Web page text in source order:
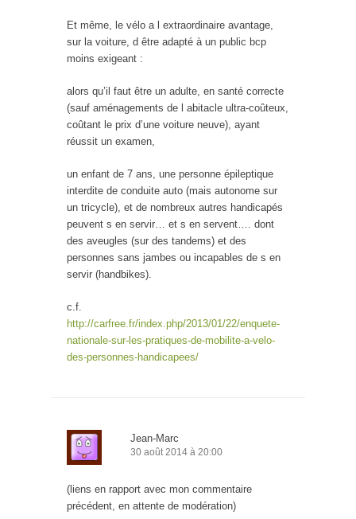
Et même, le vélo a l extraordinaire avantage,
sur la voiture, d être adapté à un public bcp
moins exigeant :
alors qu’il faut être un adulte, en santé correcte
(sauf aménagements de l abitacle ultra-coûteux,
coûtant le prix d’une voiture neuve), ayant
réussit un examen,
un enfant de 7 ans, une personne épileptique
interdite de conduite auto (mais autonome sur
un tricycle), et de nombreux autres handicapés
peuvent s en servir… et s en servent…. dont
des aveugles (sur des tandems) et des
personnes sans jambes ou incapables de s en
servir (handbikes).
c.f.
http://carfree.fr/index.php/2013/01/22/enquete-
nationale-sur-les-pratiques-de-mobilite-a-velo-
des-personnes-handicapees/
Jean-Marc
30 août 2014 à 20:00
(liens en rapport avec mon commentaire
précédent, en attente de modération)